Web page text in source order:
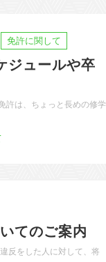
免許に関して
ジュールや卒
許は、ちょっと長めの修学
てのご案内
反をした人に対して、将